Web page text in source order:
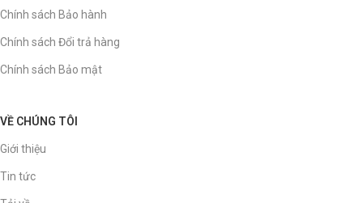
Chính sách Bảo hành
Chính sách Đổi trả hàng
Chính sách Bảo mật
VỀ CHÚNG TÔI
Giới thiệu
Tin tức